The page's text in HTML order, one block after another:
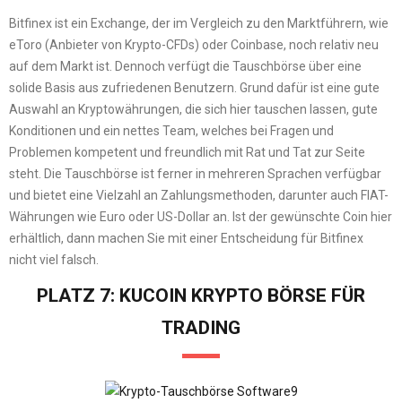
Bitfinex ist ein Exchange, der im Vergleich zu den Marktführern, wie
eToro (Anbieter von Krypto-CFDs) oder Coinbase, noch relativ neu
auf dem Markt ist. Dennoch verfügt die Tauschbörse über eine
solide Basis aus zufriedenen Benutzern. Grund dafür ist eine gute
Auswahl an Kryptowährungen, die sich hier tauschen lassen, gute
Konditionen und ein nettes Team, welches bei Fragen und
Problemen kompetent und freundlich mit Rat und Tat zur Seite
steht. Die Tauschbörse ist ferner in mehreren Sprachen verfügbar
und bietet eine Vielzahl an Zahlungsmethoden, darunter auch FIAT-
Währungen wie Euro oder US-Dollar an. Ist der gewünschte Coin hier
erhältlich, dann machen Sie mit einer Entscheidung für Bitfinex
nicht viel falsch.
PLATZ 7: KUCOIN KRYPTO BÖRSE FÜR
TRADING